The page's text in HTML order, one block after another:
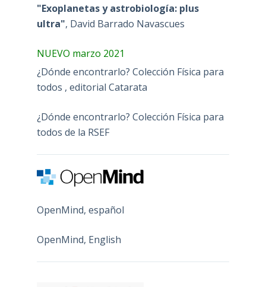
"Exoplanetas y astrobiología: plus
ultra", David Barrado Navascues
NUEVO marzo 2021
¿Dónde encontrarlo? Colección Física para
todos , editorial Catarata
¿Dónde encontrarlo? Colección Física para
todos de la RSEF
OpenMind, español
OpenMind, English